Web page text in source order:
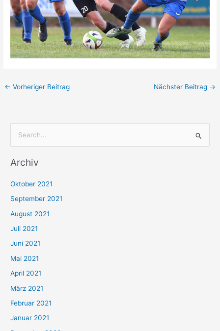
← Vorheriger Beitrag Nächster Beitrag →
c
n
n
a
c
h
:
Archiv
Oktober 2021
September 2021
August 2021
Juli 2021
Juni 2021
Mai 2021
April 2021
März 2021
Februar 2021
Januar 2021